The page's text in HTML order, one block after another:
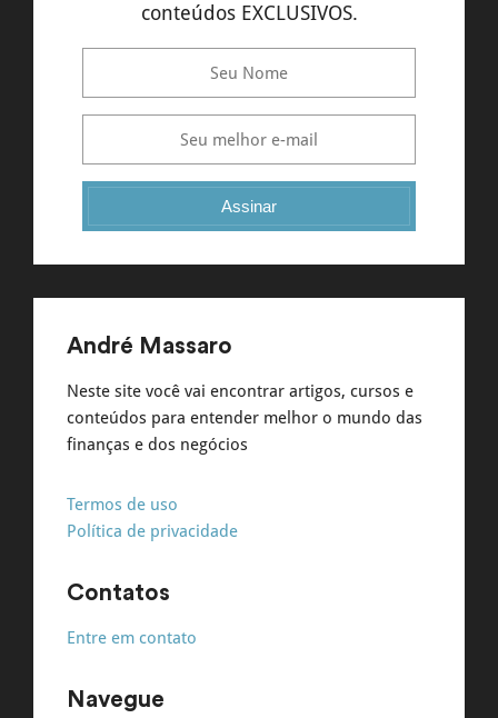
conteúdos EXCLUSIVOS.
Assinar
André Massaro
Neste site você vai encontrar artigos, cursos e
conteúdos para entender melhor o mundo das
finanças e dos negócios
Termos de uso
Política de privacidade
Contatos
Entre em contato
Navegue